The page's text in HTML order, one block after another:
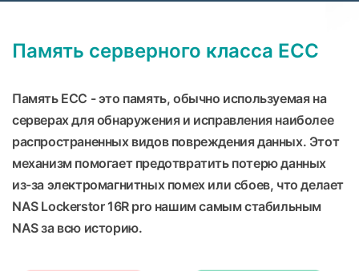
Память серверного класса ECC
Память ECC - это память, обычно используемая на
серверах для обнаружения и исправления наиболее
распространенных видов повреждения данных. Этот
механизм помогает предотвратить потерю данных
из-за электромагнитных помех или сбоев, что делает
NAS Lockerstor 16R pro нашим самым стабильным
NAS за всю историю.